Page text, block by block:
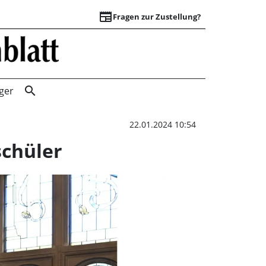
newspaperFragen zur Zustellung?
Sablé-sur-Sarthe:
search
22.01.2024 10:54